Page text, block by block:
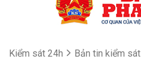
Kiểm sát 24h Bản tin kiểm sát